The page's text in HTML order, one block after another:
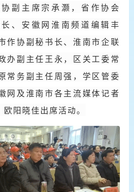
副主席宗承灏，省作协会
、安徽网淮南频道编辑丰
作协副秘书长、淮南市企联
办副主任王永，区关工委常
常务副主任周强，学区管委
网及淮南市各主流媒体记者
欧阳晓佳出席活动。